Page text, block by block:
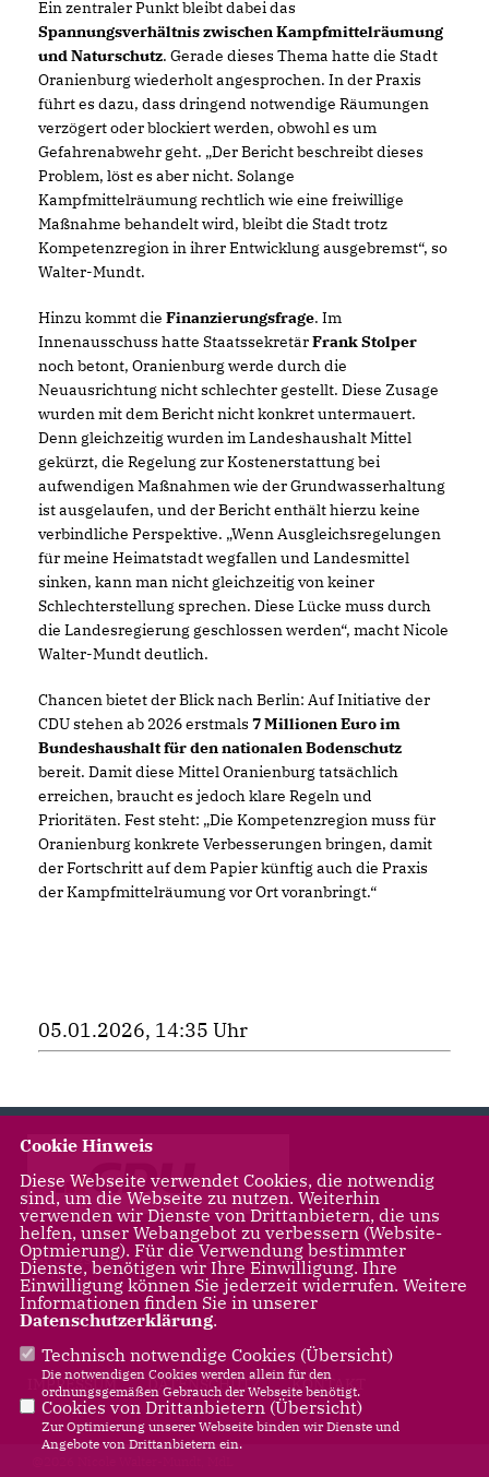
Ein zentraler Punkt bleibt dabei das
Spannungsverhältnis zwischen Kampfmittelräumung
und Naturschutz. Gerade dieses Thema hatte die Stadt
Oranienburg wiederholt angesprochen. In der Praxis
führt es dazu, dass dringend notwendige Räumungen
verzögert oder blockiert werden, obwohl es um
Gefahrenabwehr geht. „Der Bericht beschreibt dieses
Problem, löst es aber nicht. Solange
Kampfmittelräumung rechtlich wie eine freiwillige
Maßnahme behandelt wird, bleibt die Stadt trotz
Kompetenzregion in ihrer Entwicklung ausgebremst“, so
Walter-Mundt.
Hinzu kommt die Finanzierungsfrage. Im
Innenausschuss hatte StaatssekretärFrank Stolper
noch betont, Oranienburg werde durch die
Neuausrichtung nicht schlechter gestellt. Diese Zusage
wurden mit dem Bericht nicht konkret untermauert.
Denn gleichzeitig wurden im Landeshaushalt Mittel
gekürzt, die Regelung zur Kostenerstattung bei
aufwendigen Maßnahmen wie der Grundwasserhaltung
ist ausgelaufen, und der Bericht enthält hierzu keine
verbindliche Perspektive. „Wenn Ausgleichsregelungen
für meine Heimatstadt wegfallen und Landesmittel
sinken, kann man nicht gleichzeitig von keiner
Schlechterstellung sprechen. Diese Lücke muss durch
die Landesregierung geschlossen werden“, macht Nicole
Walter-Mundt deutlich.
Chancen bietet der Blick nach Berlin: Auf Initiative der
CDU stehen ab 2026 erstmals 7 Millionen Euro im
Bundeshaushalt für den nationalen Bodenschutz
bereit. Damit diese Mittel Oranienburg tatsächlich
erreichen, braucht es jedoch klare Regeln und
Prioritäten. Fest steht: „Die Kompetenzregion muss für
Oranienburg konkrete Verbesserungen bringen, damit
der Fortschritt auf dem Papier künftig auch die Praxis
der Kampfmittelräumung vor Ort voranbringt.“
05.01.2026, 14:35 Uhr
Landtagsabgeordnete für Leegebruch, Liebenwalde,
Oranienburg
IMPRESSUM DATENSCHUTZ KONTAKT
Cookie Hinweis
Diese Webseite verwendet Cookies, die notwendig
sind, um die Webseite zu nutzen. Weiterhin
verwenden wir Dienste von Drittanbietern, die uns
helfen, unser Webangebot zu verbessern (Website-
Optmierung). Für die Verwendung bestimmter
Dienste, benötigen wir Ihre Einwilligung. Ihre
Einwilligung können Sie jederzeit widerrufen. Weitere
Informationen finden Sie in unserer
Datenschutzerklärung.
Technisch notwendige Cookies (Übersicht)
Die notwendigen Cookies werden allein für den
ordnungsgemäßen Gebrauch der Webseite benötigt.
Cookies von Drittanbietern (Übersicht)
Zur Optimierung unserer Webseite binden wir Dienste und
Angebote von Drittanbietern ein.